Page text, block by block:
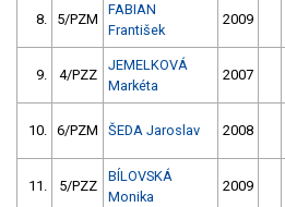
8. 5/PZM
FABIAN
František
2009
9. 4/PZZ
JEMELKOVÁ
Markéta
2007
10. 6/PZM ŠEDA Jaroslav 2008
11. 5/PZZ
BÍLOVSKÁ
Monika
2009